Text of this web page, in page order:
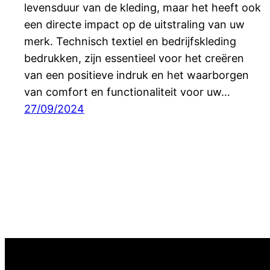
levensduur van de kleding, maar het heeft ook
een directe impact op de uitstraling van uw
merk. Technisch textiel en bedrijfskleding
bedrukken, zijn essentieel voor het creëren
van een positieve indruk en het waarborgen
van comfort en functionaliteit voor uw…
27/09/2024